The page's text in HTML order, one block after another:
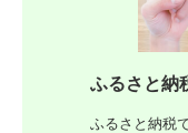
ふるさと納
ふるさと納税